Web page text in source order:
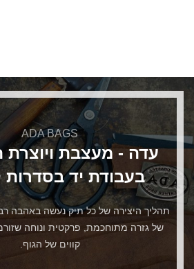
ADA BAGS
עדה - מעצבת ויוצרת
בעבודת יד בסדרות
תהליך היצירה של כל תיק נעשה באהבה
של גזרה מתוחכמת, פרקטית ונוחה
קווים של הגוף.